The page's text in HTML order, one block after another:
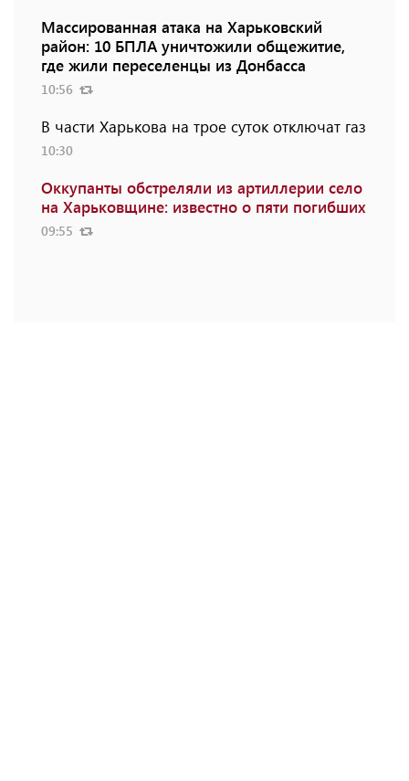
Массированная атака на Харьковский
район: 10 БПЛА уничтожили общежитие,
где жили переселенцы из Донбасса
10:56
В части Харькова на трое суток отключат газ
10:30
Оккупанты обстреляли из артиллерии село
на Харьковщине: известно о пяти погибших
09:55